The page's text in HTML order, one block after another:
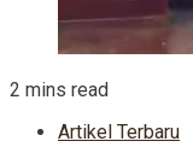
2 mins read
Artikel Terbaru